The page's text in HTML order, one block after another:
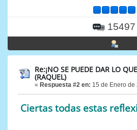
15497
Re:¡NO SE PUEDE DAR LO
(RAQUEL)
« Respuesta #2 en: 15 de Enero de
Ciertas todas estas